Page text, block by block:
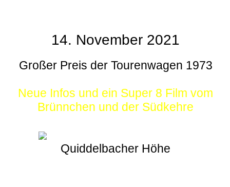
14. November 2021
Großer Preis der Tourenwagen 1973
Neue Infos und ein Super 8 Film vom
Brünnchen und der Südkehre
Quiddelbacher Höhe